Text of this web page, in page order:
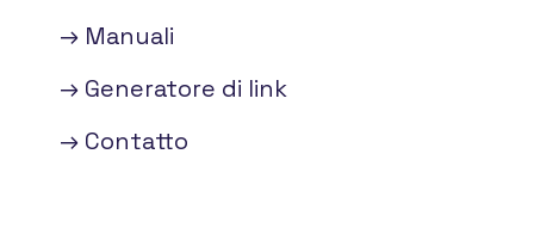
→ Manuali
→ Generatore di link
→ Contatto